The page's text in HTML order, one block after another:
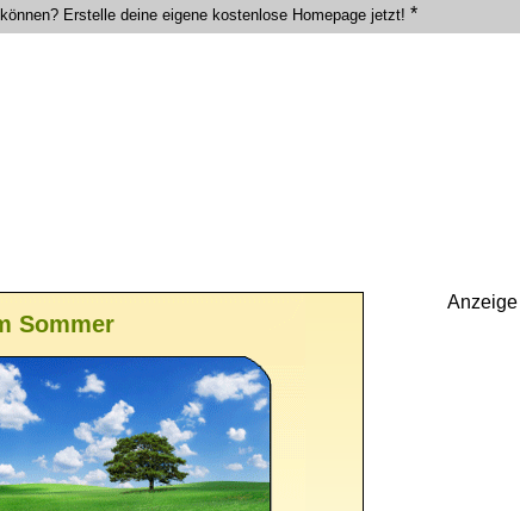
Erstelle deine eigene kostenlose Homepage jetzt! *
Sommer
Anzeige